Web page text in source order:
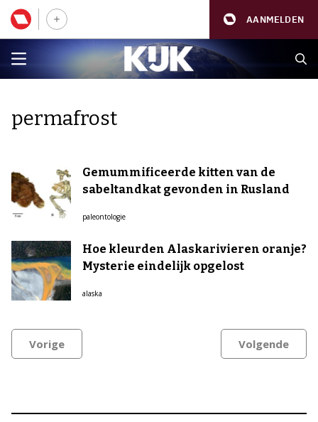
AANMELDEN
permafrost
Gemummificeerde kitten van de
sabeltandkat gevonden in Rusland
paleontologie
Hoe kleurden Alaskarivieren oranje?
Mysterie eindelijk opgelost
alaska
Vorige Volgende